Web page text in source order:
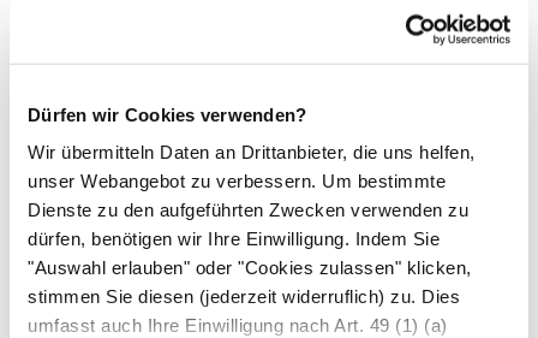
Dürfen wir Cookies verwenden?
Wir übermitteln Daten an Drittanbieter, die uns helfen,
unser Webangebot zu verbessern. Um bestimmte
Dienste zu den aufgeführten Zwecken verwenden zu
dürfen, benötigen wir Ihre Einwilligung. Indem Sie
"Auswahl erlauben" oder "Cookies zulassen" klicken,
stimmen Sie diesen (jederzeit widerruflich) zu. Dies
umfasst auch Ihre Einwilligung nach Art. 49 (1) (a)
Arzneimittel Nebenwirkungen haben, die aber
nicht bei jedem auftreten müssen.
Das Arzneimittel kann die gleichen
Nebenwirkungen hervorrufen wie andere Arten
der Nicotinzufuhr. Die meisten Nebenwirkungen
treten zu Beginn der Behandlung auf und hängen
im Allgemeinen von der Dosis ab, die Sie